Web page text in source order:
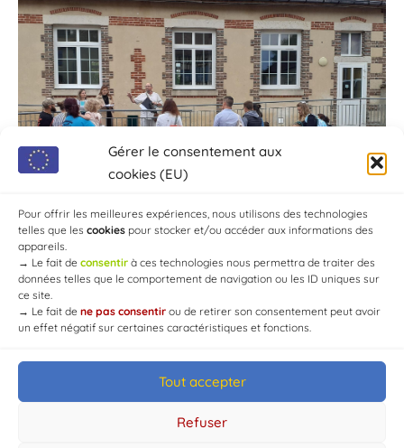
Gérer le consentement aux
cookies (EU)
Pour offrir les meilleures expériences, nous utilisons des technologies
telles que les cookies pour stocker et/ou accéder aux informations des
appareils.
→ Le fait de consentir à ces technologies nous permettra de traiter des
données telles que le comportement de navigation ou les ID uniques sur
ce site.
→ Le fait de ne pas consentir ou de retirer son consentement peut avoir
un effet négatif sur certaines caractéristiques et fonctions.
Tout accepter
Refuser
© Mairie de Chaource [2004-2024] | Tous droits réservés.
Developed byWEB3-DESIGN